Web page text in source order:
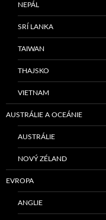
NEPÁL
SRÍ LANKA
TAIWAN
THAJSKO
VIETNAM
AUSTRÁLIE A OCEÁNIE
AUSTRÁLIE
NOVÝ ZÉLAND
EVROPA
ANGLIE